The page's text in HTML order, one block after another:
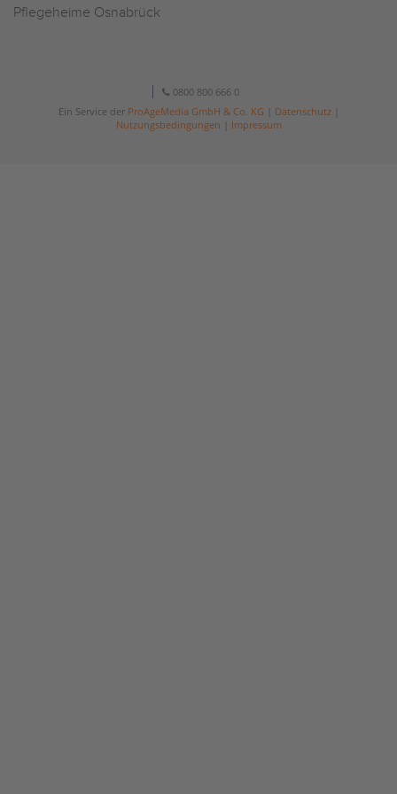
Pflegeheime Osnabrück
0800 800 666 0
Ein Service der ProAgeMedia GmbH & Co. KG Datenschutz|
Nutzungsbedingungen
Impressum